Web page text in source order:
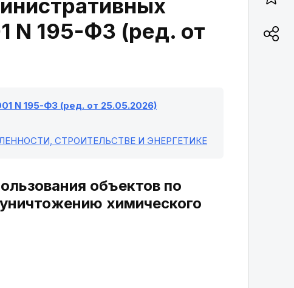
N 195-ФЗ (ред. от
N 195-ФЗ (ред. от 25.05.2026)
СТРОИТЕЛЬСТВЕ И ЭНЕРГЕТИКЕ
объектов по
химического